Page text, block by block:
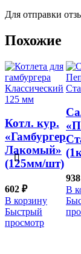
Для отправки
Похожие
Котл. кур.
«Гамбургер
Лакомый»
(125мм/шт)
602 ₽
В корзину
Быстрый
просмотр
938
В